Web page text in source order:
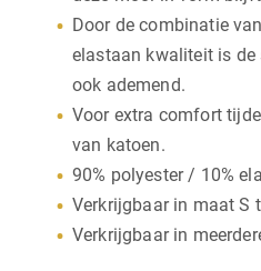
Door de combinatie
elastaan kwaliteit is
ook ademend.
Voor extra comfort
van katoen.
90% polyester / 10%
Verkrijgbaar in maat S
Verkrijgbaar in